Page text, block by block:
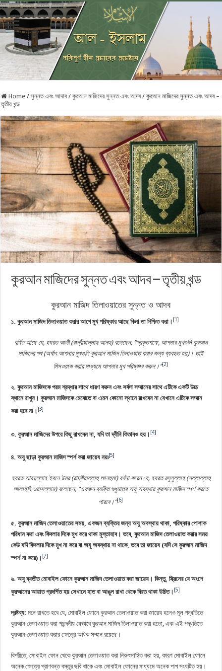
Home / সুন্নত এবং আদাব / কুরআন মাজিদের সুন্নত এবং আদব / কুরআন মাজিদের সুন্নত এবং আদব –
তৃতীয় খন্ড
কুরআন মাজিদের সুন্নত এবং আদব – তৃতীয় খন্ড
কুরআন মাজিদ তিলাওয়াতের সুন্নত ও আদব
১. কুরআন মাজিদ তিলাওয়াত করার আগে মুখ পরিষ্কার আছে কিনা তা নিশ্চিত করা। [1]
বর্ণিত আছে যে, হযরত আলী (রাদ্বীয়াল্লাহু আনহু) বলেছেন, “প্রকৃতপক্ষে, আপনার মুখগুলি কুরআন
মাজিদের পথ (অর্থাৎ আপনার মুখগুলি কুরআন মাজিদ তিলাওয়াত করার জন্য ব্যবহৃত হয়)। তাই
মিসওয়াক করার মাধ্যমে আপনার মুখ পরিষ্কার করুন।”[2]
২. কুরআন মাজিদকে পরম শ্রদ্ধার সাথে ধারণ করুন এবং সর্বদা সম্মানের সাথে এটিকে একটি উচ্চ
স্থানে রাখুন। কুরআন মাজিদকে মেঝেতে বা এমন কোনো স্থানে রাখবেন না যেখানে এটিকে সম্মান
করা হবে না। [3]
৩. কুরআন মাজিদের উপরে কিছু রাখবেন না, যদি তা দ্বীনি কিতাবও হয়। [4]
৪. অযু ছাড়া কুরআন মাজিদ স্পর্শ করা জায়েয নয়৷[5]
হযরত আবদুল্লাহ ইবনে উমর (রাদ্বীয়াল্লাহু আনহুমা) বর্ণনা করেন যে, হযরত রসুলুল্লাহ (সল্লাল্লাহু
আলাইহি ওয়াসল্লাম) বলেছেন, “একজন ব্যক্তি শুধুমাত্র অযু অবস্থায় কুরআন মাজিদ স্পর্শ করতে
পারবে।”[6]
৫. কুরআন মাজিদ তেলাওয়াতের সময়, একজন ব্যক্তির জন্য অযু অবস্থায় থাকা, পরিষ্কার পোশাক
পরিধান করা এবং কিবলার দিকে মুখ করে থাকা মুস্তাহাব। তবে, কুরআন মাজিদ তেলাওয়াত করার সময়
কেউ যদি কিবলার দিকে মুখ না করে বা অযু অবস্থায় না থাকে, তবে তা জায়েয (যদি সে কুরআন মাজিদ
স্পর্শ না করে)। [7]
৬. অযু ব্যতীত মোবাইল ফোনে কুরআন মাজিদ তেলাওয়াত করা জায়েয। কিন্তু, স্ক্রিনের যে অংশে
কুরআনের আয়াত প্রদর্শিত হয় সেখানে হাত বা আঙুল রাখা থেকে বিরত থাকা উচিত। [5]
দ্রষ্টব্য: মনে রাখতে হবে যে, মোবাইল ফোনে কুরআন তেলাওয়াত করা জায়েয হলেও মূল পদ্ধতিতে
কুরআন তেলাওয়াত করা পছন্দনীয় যেভাবে কুরআন মাজিদ তিলাওয়াত করা হতো, এবং এই পদ্ধতিতে
কুরআন তেলাওয়াত করার ক্ষেত্রে অধিক সম্মান রয়েছে।
বিপরীতে, মোবাইল ফোন থেকে কুরআন তেলাওয়াত করা নিরুৎসাহিত করা হয়, কারণ মোবাইল ফোনে
অনেক ক্ষেত্রে প্রাণবন্ত বস্তুর ছবি থাকে এবং মোবাইল ফোনের মাধ্যমে অনেক পাপ সংঘটিত হয়।